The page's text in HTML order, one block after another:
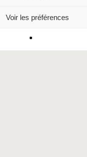
Voir les préférences
youtube instagram